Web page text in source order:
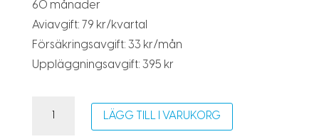
60 månader
Aviavgift: 79 kr/kvartal
Försäkringsavgift: 33 kr/mån
Uppläggningsavgift: 395 kr
Kamerapaket
LÄGG TILL I VARUKORG